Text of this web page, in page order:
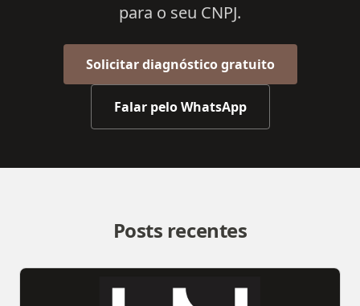
para o seu CNPJ.
Solicitar diagnóstico gratuito
Falar pelo WhatsApp
Posts recentes